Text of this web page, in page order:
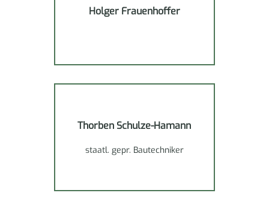
Holger Frauenhoffer
Thorben Schulze-Hamann
staatl. gepr. Bautechniker